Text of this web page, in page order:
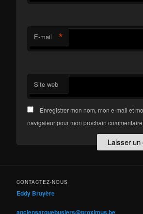
E-mail *
Site web
Enregistrer mon nom, mon e-mail et
navigateur pour mon prochain commentaire.
CONTACTEZ-NOUS
Eddy Bruyère
anciensarquebusiers@proximus.be